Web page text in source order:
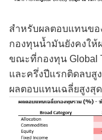
สำหรับผลตอบแทนขอ
กองทุนน้ำมันยังคงให้
ขณะที่กองทุน Global
และครึ่งปีแรกติดลบสู
ผลตอบแทนเฉลี่ยสูงสุ